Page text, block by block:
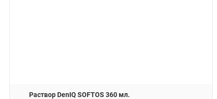
Раствор DenIQ SOFTOS 360 мл.